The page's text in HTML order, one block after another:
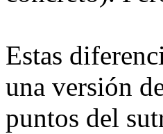
Estas
una versión
puntos del